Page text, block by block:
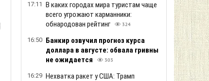
17:11 В каких городах мира туристам чаще
всего угрожают карманники:
обнародован рейтинг
324
16:50 Банкир озвучил прогноз курса
доллара в августе: обвала гривны
не ожидается
303
16:29 Нехватка ракет у США: Трамп